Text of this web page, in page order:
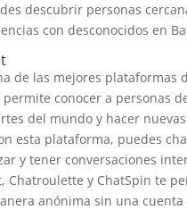
descubrir personas
con desconocidos en
de las mejores plataformas
conocer a personas
del mundo y hacer nuevas
esta plataforma, puedes
y tener conversaciones
Chatroulette y ChatSpin te
anónima sin una cuenta